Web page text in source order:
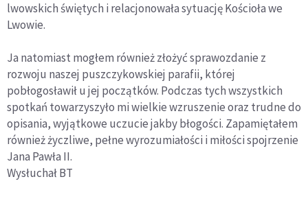
lwowskich świętych i relacjonowała sytuację Kościoła we
Lwowie.
Ja natomiast mogłem również złożyć sprawozdanie z
rozwoju naszej puszczykowskiej parafii, której
pobłogosławił u jej początków. Podczas tych wszystkich
spotkań towarzyszyło mi wielkie wzruszenie oraz trudne do
opisania, wyjątkowe uczucie jakby błogości. Zapamiętałem
również życzliwe, pełne wyrozumiałości i miłości spojrzenie
Jana Pawła II.
Wysłuchał BT